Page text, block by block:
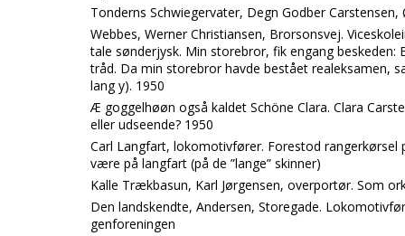
Tonderns Schwiegervater, Degn Godber
Webbes, Werner Christiansen, Brorsonsvej.
tale sønderjysk. Min storebror, fik engang
tråd. Da min storebror havde bestået realeksamen,
lang y). 1950
Æ goggelhøøn også kaldet Schöne Clara. Clara
eller udseende? 1950
Carl Langfart, lokomotivfører. Forestod rangerkørsel
være på langfart (på de ”lange” skinner)
Kalle Trækbasun, Karl Jørgensen, overportør. Som
Den landskendte, Andersen, Storegade.
genforeningen